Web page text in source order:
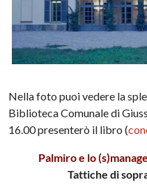
Nella foto puoi vedere la
Biblioteca Comunale di
16.00 presenterò il libro (
Palmiro e lo
Tattiche di